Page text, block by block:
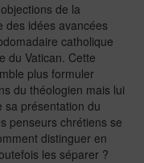
de la
des idées avancées
catholique
du Vatican. Cette
plus formuler
du théologien mais lui
sa présentation du
penseurs chrétiens se
distinguer en
les séparer ?